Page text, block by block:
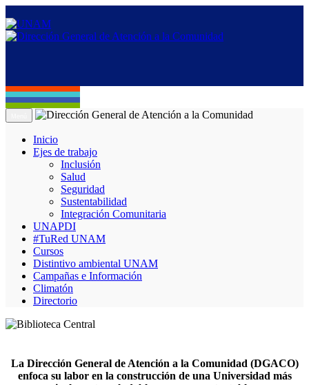
Inicio
Ejes de trabajo
Inclusión
Salud
Seguridad
Sustentabilidad
Integración Comunitaria
UNAPDI
#TuRed UNAM
Cursos
Distintivo ambiental UNAM
Campañas e Información
Climatón
Directorio
La Dirección General de Atención a la Comunidad (DGACO)
enfoca su labor en la construcción de una Universidad más